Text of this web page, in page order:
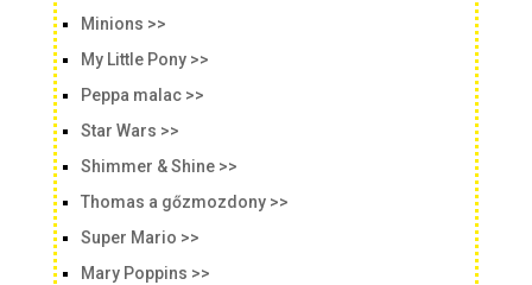
Minions >>
My Little Pony >>
Peppa malac >>
Star Wars >>
Shimmer & Shine >>
Thomas a gőzmozdony >>
Super Mario >>
Mary Poppins >>